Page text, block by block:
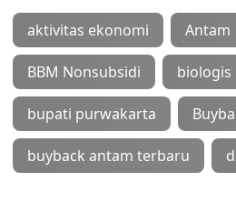
aktivitas ekonomi Antam
BBM Nonsubsidi biologis
bupati purwakarta
buyback antam terbaru